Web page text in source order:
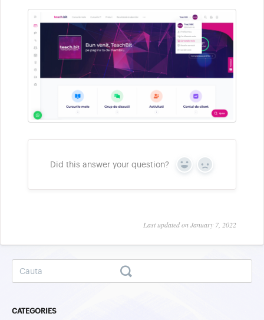
Did this answer your question?
Y
s
N
Last updated on January 7, 2022
CATEGORIES